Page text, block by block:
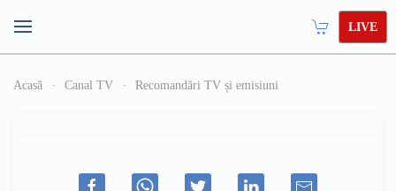
LIVE
Acasă Canal TV Recomandări TV și emisiuni